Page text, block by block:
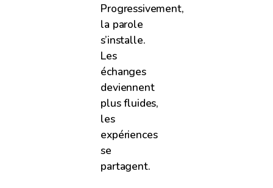
Progressivement,
la parole
s’installe.
Les
échanges
deviennent
plus fluides,
les
expériences
se
partagent.